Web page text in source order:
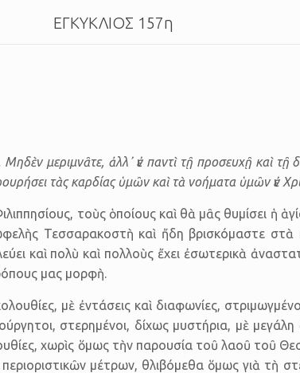
ΕΓΚΥΚΛΙΟΣ 157η
Μηδὲν μεριμνᾶτε, ἀλλ᾿ ἐν παντὶ τῇ προσευχῇ καὶ
τὰς καρδίας ὑμῶν καὶ τὰ νοήματα ὑμῶν ἐν
τοὺς ὁποίους καὶ θὰ μᾶς θυμίσει ἡ
Τεσσαρακοστὴ καὶ ἤδη βρισκόμαστε
καὶ πολὺ καὶ πολλοὺς ἔχει ἐσωτερικὰ
μας μορφὴ.
μὲ ἐντάσεις καὶ διαφωνίες,
στερη­μένοι, δίχως μυστήρια, μὲ
χωρὶς ὅμως τὴν παρουσία τοῦ λαοῦ τοῦ
μέτρων, θλιβόμεθα ὅμως γιὰ τὴ